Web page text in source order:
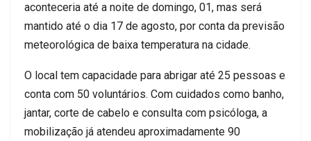
aconteceria até a noite de domingo, 01, mas será
mantido até o dia 17 de agosto, por conta da previsão
meteorológica de baixa temperatura na cidade.
O local tem capacidade para abrigar até 25 pessoas e
conta com 50 voluntários. Com cuidados como banho,
jantar, corte de cabelo e consulta com psicóloga, a
mobilização já atendeu aproximadamente 90